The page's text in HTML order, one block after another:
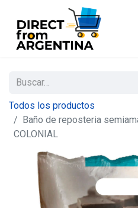
Todos los productos
Baño de reposteria
COLONIAL